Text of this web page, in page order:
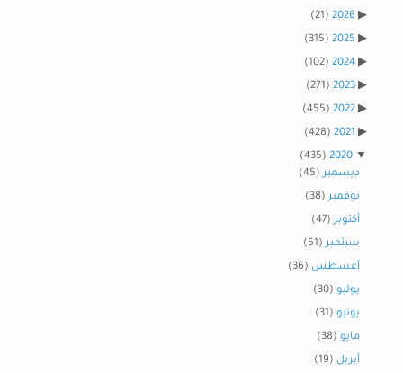
2026
(21)
2025
(315)
2024
(102)
2023
(271)
2022
(455)
2021
(428)
2020
(435)
ديسمبر(45)
نوفمبر(38)
أكتوبر(47)
سبتمبر(51)
أغسطس (36)
يوليو (30)
يونيو (31)
مايو (38)
أبريل (19)